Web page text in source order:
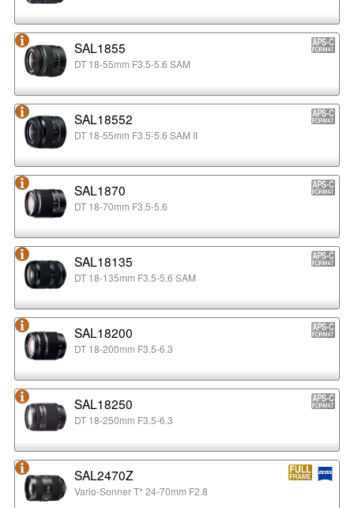
SAL1855
DT 18-55mm F3.5-5.6 SAM
SAL18552
DT 18-55mm F3.5-5.6 SAM II
SAL1870
DT 18-70mm F3.5-5.6
SAL18135
DT 18-135mm F3.5-5.6 SAM
SAL18200
DT 18-200mm F3.5-6.3
SAL18250
DT 18-250mm F3.5-6.3
SAL2470Z
Vario-Sonner T* 24-70mm F2.8